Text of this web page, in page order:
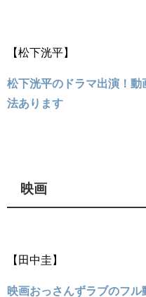
【松下洸平】
松下洸平のドラマ出演！
法あります
映画
【田中圭】
映画おっさんずラブのフ